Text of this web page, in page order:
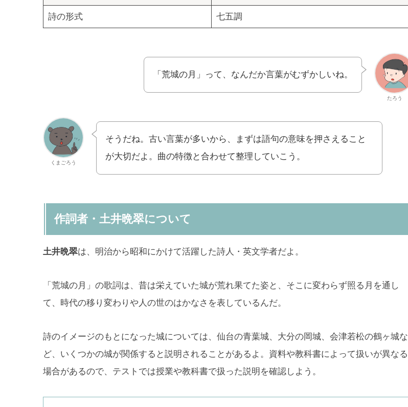
詩の形式 七五調
たろう
「荒城の月」って、なんだか言葉がむずかしいね。
くまごろう
そうだね。古い言葉が多いから、まずは語句の意味を押さえること
が大切だよ。曲の特徴と合わせて整理していこう。
作詞者・土井晩翠について
土井晩翠は、明治から昭和にかけて活躍した詩人・英文学者だよ。
「荒城の月」の歌詞は、昔は栄えていた城が荒れ果てた姿と、そこに変わらず照る月を通し
て、時代の移り変わりや人の世のはかなさを表しているんだ。
詩のイメージのもとになった城については、仙台の青葉城、大分の岡城、会津若松の鶴ヶ城な
ど、いくつかの城が関係すると説明されることがあるよ。資料や教科書によって扱いが異なる
場合があるので、テストでは授業や教科書で扱った説明を確認しよう。